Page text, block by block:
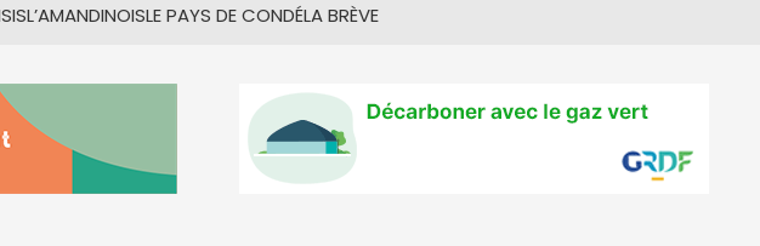
L’AMANDINOISLE PAYS DE CONDÉLA BRÈVE